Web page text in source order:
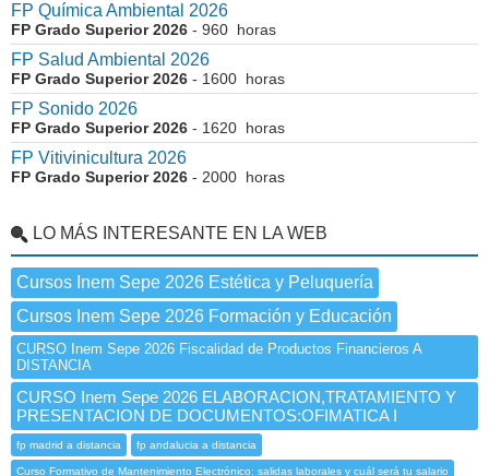
FP Química Ambiental 2026
FP Grado Superior 2026 - 960 horas
FP Salud Ambiental 2026
FP Grado Superior 2026 - 1600 horas
FP Sonido 2026
FP Grado Superior 2026 - 1620 horas
FP Vitivinicultura 2026
FP Grado Superior 2026 - 2000 horas
LO MÁS INTERESANTE EN LA WEB
Cursos Inem Sepe 2026 Estética y Peluquería
Cursos Inem Sepe 2026 Formación y Educación
CURSO Inem Sepe 2026 Fiscalidad de Productos Financieros A
DISTANCIA
CURSO Inem Sepe 2026 ELABORACION,TRATAMIENTO Y
PRESENTACION DE DOCUMENTOS:OFIMATICA I
fp madrid a distancia fp andalucia a distancia
Curso Formativo de Mantenimiento Electrónico: salidas laborales y cuál será tu salario